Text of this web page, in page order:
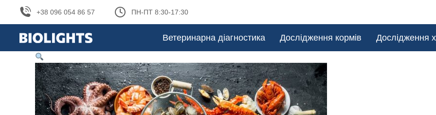
+38 096 054 86 57 ПН-ПТ 8:30-17:30
Ветеринарна діагностика Дослідження кормів Дослідження